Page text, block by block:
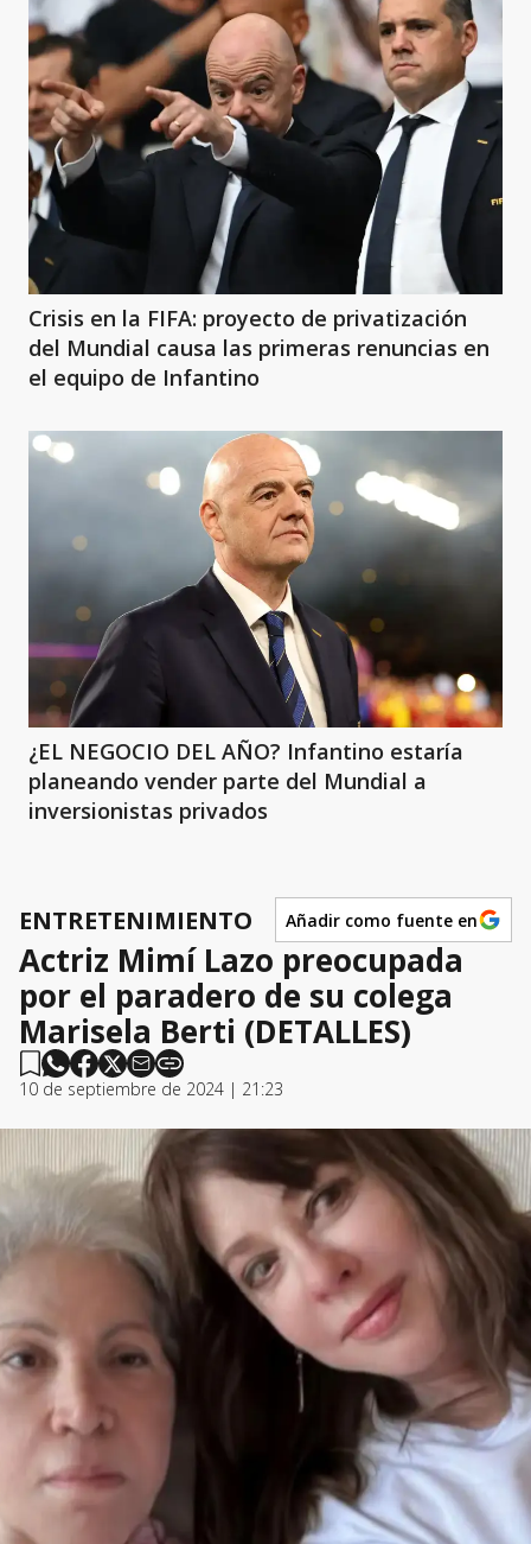
Crisis en la FIFA: proyecto de privatización
del Mundial causa las primeras renuncias en
el equipo de Infantino
¿EL NEGOCIO DEL AÑO? Infantino estaría
planeando vender parte del Mundial a
inversionistas privados
ENTRETENIMIENTO Añadir como fuente en
Actriz Mimí Lazo preocupada
por el paradero de su colega
Marisela Berti (DETALLES)
10 de septiembre de 2024 | 21:23